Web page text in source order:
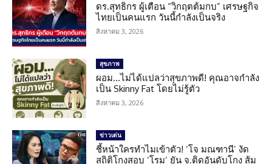
ดร.สุทธิกร ผู้เตือน “วิกฤตต้มกบ” เศรษฐกิจ
ไทยเป็นคนแรก วันนี้กำลังเป็นจริง
สิงหาคม 3, 2026
สุขภาพ
ผอม…ไม่ได้แปลว่าสุขภาพดี! คุณอาจกำลัง
เป็น Skinny Fat โดยไม่รู้ตัว
สิงหาคม 3, 2026
ข่าวเด่น
ชี้หน้าใครทำไมเข้าตัว! ‘โจ มณฑานี’ งัด
สถิติโกงสอบ ‘โรม’ ยัน จ.ติดอันดับโกง ส้ม